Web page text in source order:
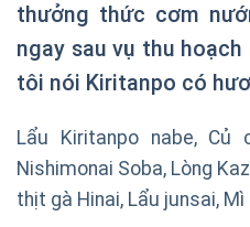
thưởng thức cơm
ngay sau vụ thu
tôi nói Kiritanpo có
Lẩu Kiritanpo nabe,
Nishimonai Soba, Lòng
thịt gà Hinai, Lẩu junsai, Mì